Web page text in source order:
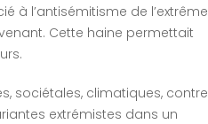
à l’antisémitisme de l’extrême
Cette haine permettait
sociétales, climatiques, contre
extrémistes dans un